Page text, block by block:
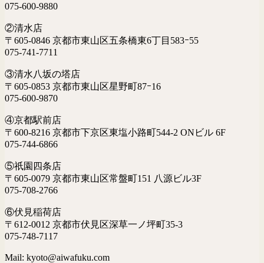
075-600-9880
②清水店
〒605-0846 京都市東山区五条橋東6丁目583ｰ55
075-741-7711
③清水八坂の塔店
〒605-0853 京都市東山区星野町87ｰ16
075-600-9870
④京都駅前店
〒600-8216 京都市下京区東塩小路町544-2 ONビル 6F
075-744-6866
⑤祇園四条店
〒605-0079 京都市東山区常盤町151 八源ビル3F
075-708-2766
⑥伏見稲荷店
〒612-0012 京都市伏見区深草一ノ坪町35-3
075-748-7117
Mail: kyoto@aiwafuku.com